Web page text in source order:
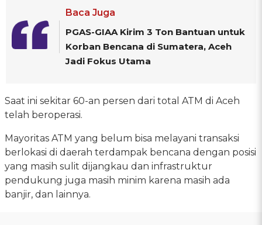
Baca Juga
PGAS-GIAA Kirim 3 Ton Bantuan untuk
Korban Bencana di Sumatera, Aceh
Jadi Fokus Utama
Saat ini sekitar 60-an persen dari total ATM di Aceh
telah beroperasi.
Mayoritas ATM yang belum bisa melayani transaksi
berlokasi di daerah terdampak bencana dengan posisi
yang masih sulit dijangkau dan infrastruktur
pendukung juga masih minim karena masih ada
banjir, dan lainnya.